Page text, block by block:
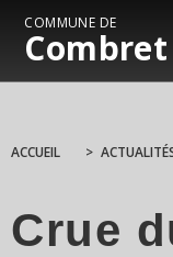
COMMUNE DE
Combret
ACCUEIL >
Crue